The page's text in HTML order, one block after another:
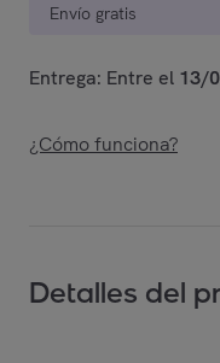
Envío gratis
Entrega: Entre el 13/
¿Cómo funciona?
Detalles del